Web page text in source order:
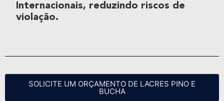
Internacionais, reduzindo riscos de
violação.
SOLICITE UM ORÇAMENTO DE LACRES PINO E
BUCHA